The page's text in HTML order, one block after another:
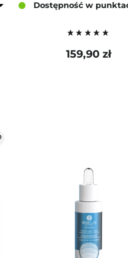
Dostępność w
159,90 zł